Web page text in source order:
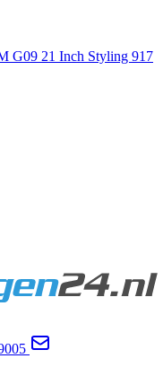
G09 21 Inch Styling 917